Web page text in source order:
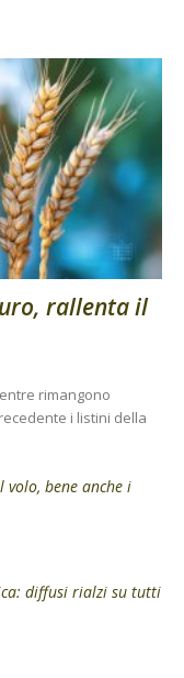
rallenta il
rimangono
i listini della
volo, bene anche i
diffusi rialzi su tutti